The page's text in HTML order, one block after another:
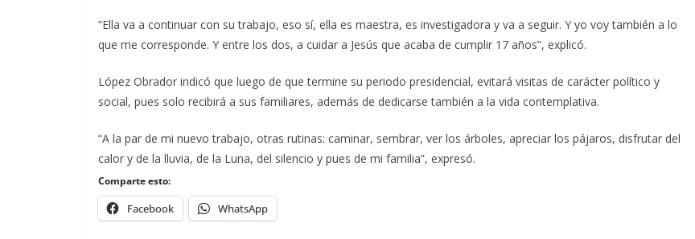
“Ella va a continuar con su trabajo, eso sí, ella es maestra, es investigadora y va a seguir. Y yo voy también a lo
que me corresponde. Y entre los dos, a cuidar a Jesús que acaba de cumplir 17 años”, explicó.
López Obrador indicó que luego de que termine su periodo presidencial, evitará visitas de carácter político y
social, pues solo recibirá a sus familiares, además de dedicarse también a la vida contemplativa.
“A la par de mi nuevo trabajo, otras rutinas: caminar, sembrar, ver los árboles, apreciar los pájaros, disfrutar del
calor y de la lluvia, de la Luna, del silencio y pues de mi familia”, expresó.
Comparte esto:
Facebook WhatsApp